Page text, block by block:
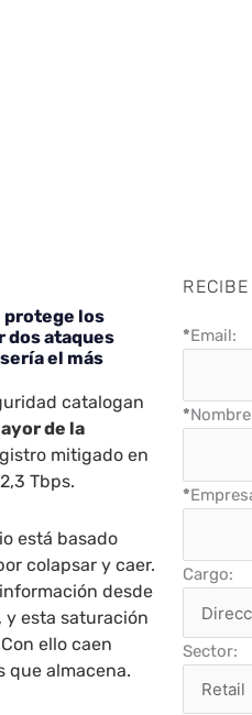
protege los
dos ataques
el más
catalogan
de la
mitigado en
Tbps.
está basado
colapsar y caer.
desde
y esta saturación
ello caen
que almacena.
*Email:
*
*
Cargo:
Sector: